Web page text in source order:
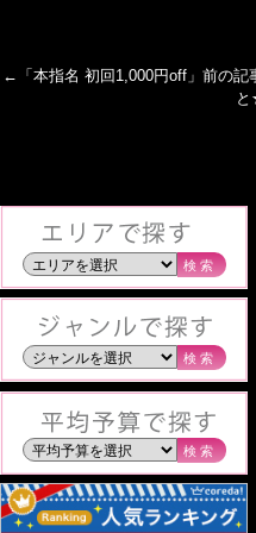
←「 本指名 初回1,000円off」前の
検索
検索
検索